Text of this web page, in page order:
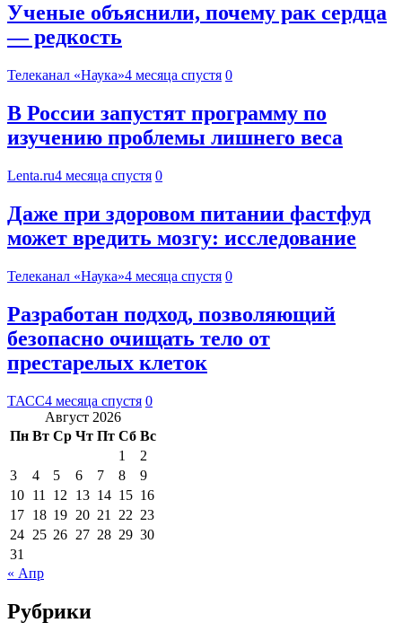
Ученые объяснили, почему рак сердца
— редкость
Телеканал «Наука»4 месяца спустя 0
В России запустят программу по
изучению проблемы лишнего веса
Lenta.ru4 месяца спустя 0
Даже при здоровом питании фастфуд
может вредить мозгу: исследование
Телеканал «Наука»4 месяца спустя 0
Разработан подход, позволяющий
безопасно очищать тело от
престарелых клеток
ТАСС4 месяца спустя 0
Август 2026
Пн Вт Ср Чт Пт Сб Вс
1
2
3
4 5 6 7 8
9
10 11 12 13 14 15 16
17 18 19 20 21 22 23
24 25 26 27 28 29 30
31
« Апр
Рубрики